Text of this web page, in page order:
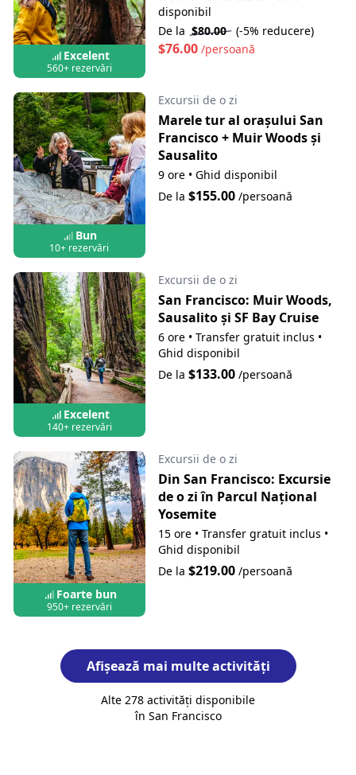
Excelent
560+ rezervări
disponibil
De la $80.00 (-5% reducere)
$76.00/persoană
Bun
10+ rezervări
Excursii de o zi
Marele tur al orașului San
Francisco + Muir Woods și
Sausalito
9 ore • Ghid disponibil
De la $155.00/persoană
Excelent
140+ rezervări
Excursii de o zi
San Francisco: Muir Woods,
Sausalito și SF Bay Cruise
6 ore • Transfer gratuit inclus •
Ghid disponibil
De la $133.00/persoană
Foarte bun
950+ rezervări
Excursii de o zi
Din San Francisco: Excursie
de o zi în Parcul Național
Yosemite
15 ore • Transfer gratuit inclus •
Ghid disponibil
De la $219.00/persoană
Afișează mai multe activități
Alte 278 activități disponibile
în San Francisco